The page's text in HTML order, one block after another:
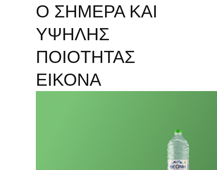
Ο ΣΗΜΕΡΑ ΚΑΙ
ΥΨΗΛΗΣ
ΠΟΙΟΤΗΤΑΣ
ΕΙΚΟΝΑ